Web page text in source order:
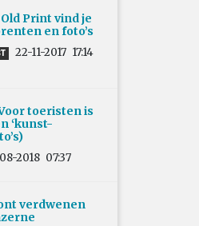
Print vind je
en foto’s
22-11-2017 17:14
toeristen is
‘kunst-
2018 07:37
verdwenen